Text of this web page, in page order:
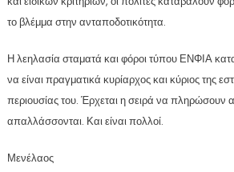
το βλέμμα στην ανταποδοτικότητα.
Η λεηλασία σταματά και φόροι τύπου ΕΝΦΙΑ
να είναι πραγματικά κυρίαρχος και κύριος της
περιουσίας του. Έρχεται η σειρά να πληρώσουν
απαλλάσσονται. Και είναι πολλοί.
Μενέλαος